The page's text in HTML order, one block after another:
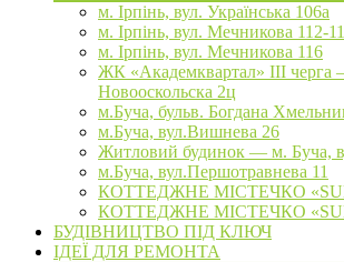
м. Ірпінь, вул. Українська 106а
м. Ірпінь, вул. Мечникова 112-
м. Ірпінь, вул. Мечникова 116
ЖК «Академквартал» III черга
Новооскольска 2ц
м.Буча, бульв. Богдана
м.Буча, вул.Вишнева 26
Житловий будинок — м. Буча,
м.Буча, вул.Першотравнева 11
КОТТЕДЖНЕ МІСТЕЧКО «SUN
КОТТЕДЖНЕ МІСТЕЧКО «SUN
БУДІВНИЦТВО ПІД КЛЮЧ
ІДЕЇ ДЛЯ РЕМОНТА